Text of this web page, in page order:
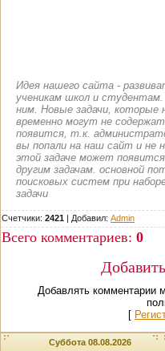
Идея нашего сайта -
ученикам школ и
ним. Новые задачи, которые
временно могут не
появится, т.к.
вы попали на наш сайт и не
этой задаче может
другим задачам. основной
поисковых систем при
задачи
Счетчики: 2421 | Добавил: Admin
Всего комментариев: 0
Добавлять комментарии
[
Суббота 08.08.2026